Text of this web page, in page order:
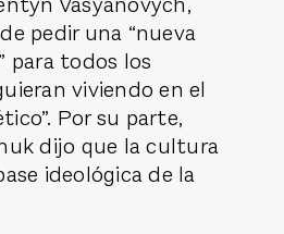
pedir una “nueva
para todos los
viviendo en el
Por su parte,
dijo que la cultura
ideológica de la